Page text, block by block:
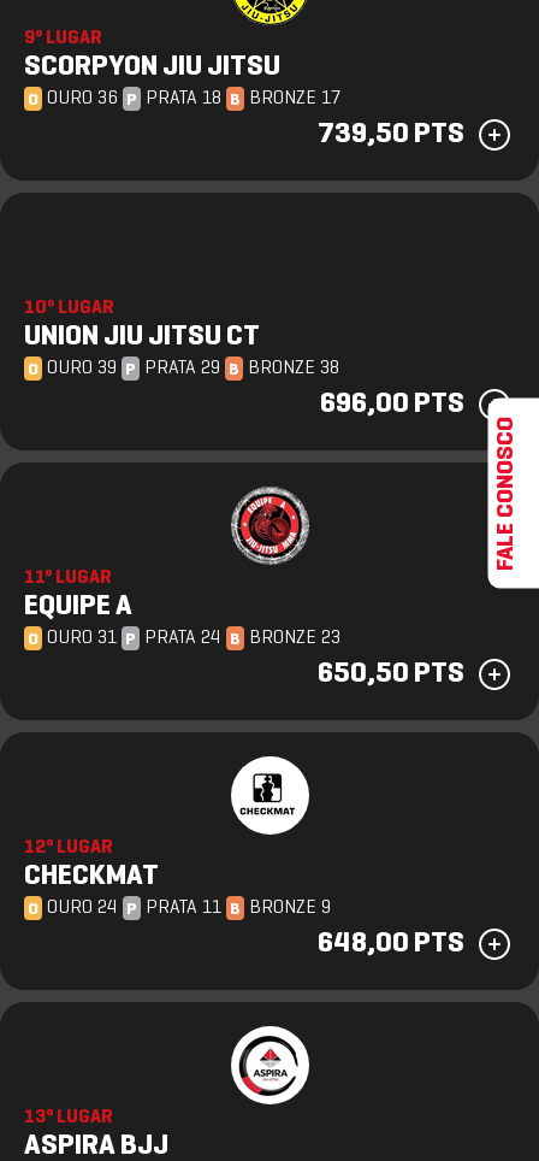
9º LUGAR
SCORPYON JIU JITSU
O OURO 36 P PRATA 18 B BRONZE 17
739,50 PTS
10º LUGAR
UNION JIU JITSU CT
O OURO 39 P PRATA 29 B BRONZE 38
696,00 PTS
11º LUGAR
EQUIPE A
O OURO 31 P PRATA 24 B BRONZE 23
650,50 PTS
12º LUGAR
CHECKMAT
O OURO 24 P PRATA 11 B BRONZE 9
648,00 PTS
13º LUGAR
ASPIRA BJJ
FALE CONOSCO